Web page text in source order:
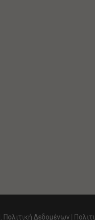
Πολιτική Δεδομένων